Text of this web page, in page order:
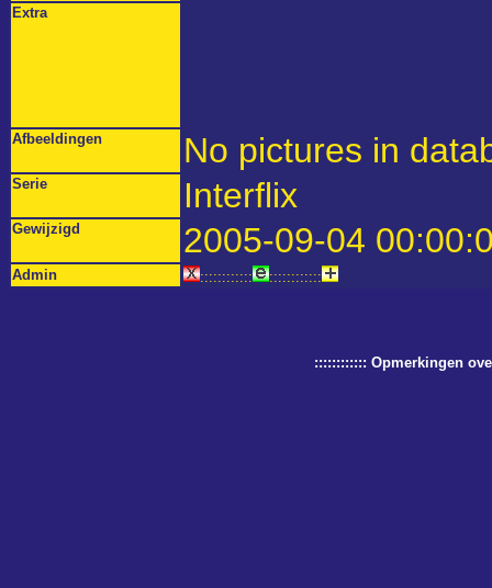
Extra
Afbeeldingen No pictures in
Serie Interflix
Gewijzigd 2005-09-04
Admin :::::::::::: ::::::::::::
:::::::::::: Opmerkingen